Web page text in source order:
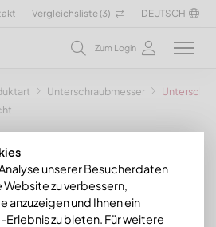
Vergleichsliste (3) DEUTSCH
Zum Login
Unterschraubmesser
unserer Besucherdaten
Website zu verbessern,
anzuzeigen und Ihnen ein
zu bieten. Für weitere